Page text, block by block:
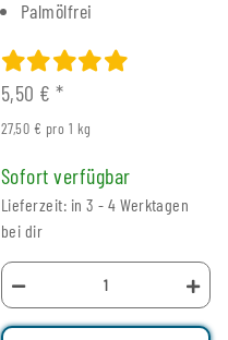
Palmölfrei
5,50 €*
27,50 € pro 1 kg
Sofort verfügbar
Lieferzeit: in 3 - 4 Werktagen
bei dir